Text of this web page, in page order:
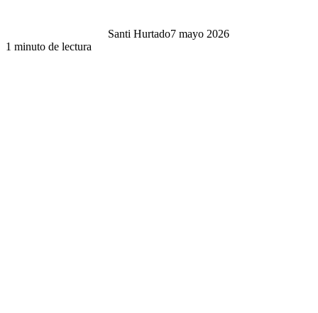
Santi Hurtado7 mayo 2026
1 minuto de lectura